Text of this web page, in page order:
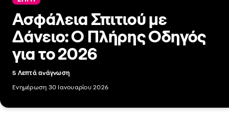
Ασφάλεια Σπιτιού με
Δάνειο: Ο Πλήρης Οδηγός
για το 2026
5 Λεπτά ανάγνωση
Ενημέρωση 30 Ιανουαρίου 2026